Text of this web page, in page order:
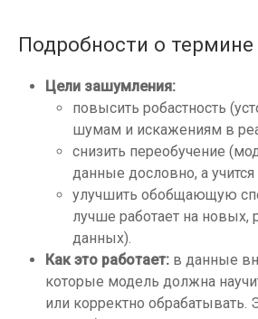
Подробности о термине
Цели зашумления:
повысить робастность
шумам и искажениям в
снизить переобучение
данные дословно, а
улучшить обобщающую
лучше работает на новых,
данных).
Как это работает: в данные
которые модель должна
или корректно обрабатывать.